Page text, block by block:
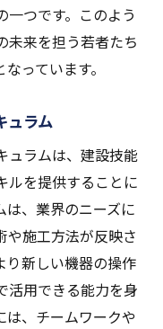
に貢献する新た
推進
ログラム設計
設業の役割
乗効果
ログラムの成果
研修でキャリア
内容
つです。このよう
未来を担う若者たち
っています。
ュラム
ュラムは、建設技能
ルを提供することに
は、業界のニーズに
や施工方法が反映さ
り新しい機器の操作
活用できる能力を身
は、チームワークや